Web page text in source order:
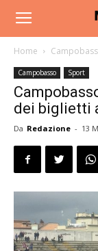
Home
Campobasso Sport
dei biglietti
Da Redazione - 13